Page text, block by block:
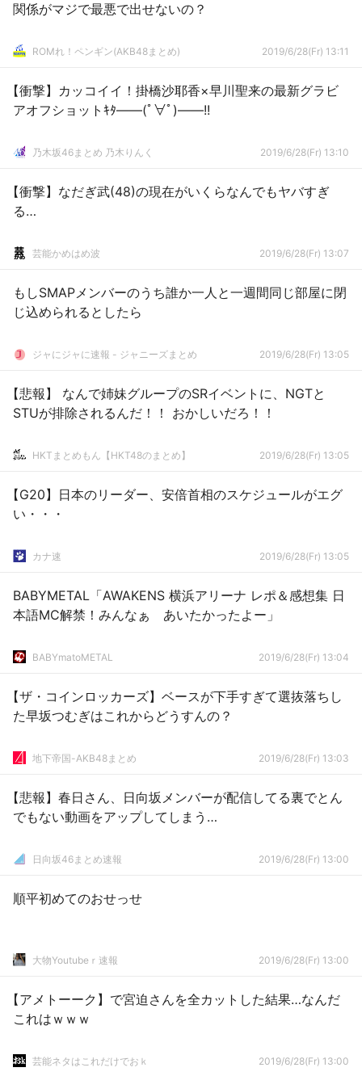
関係がマジで最悪で出せないの？
ROMれ！ペンギン(AKB48まとめ) 2019/6/28(Fr) 13:11
【衝撃】カッコイイ！掛橋沙耶香×早川聖来の最新グラビ
アオフショットｷﾀ――(ﾟ∀ﾟ)――!!
乃木坂46まとめ 乃木りんく 2019/6/28(Fr) 13:10
【衝撃】なだぎ武(48)の現在がいくらなんでもヤバすぎ
る…
芸能かめはめ波 2019/6/28(Fr) 13:07
もしSMAPメンバーのうち誰か一人と一週間同じ部屋に閉
じ込められるとしたら
ジャにジャに速報 - ジャニーズまとめ 2019/6/28(Fr) 13:05
【悲報】 なんで姉妹グループのSRイベントに、NGTと
STUが排除されるんだ！！ おかしいだろ！！
HKTまとめもん【HKT48のまとめ】 2019/6/28(Fr) 13:05
【G20】日本のリーダー、安倍首相のスケジュールがエグ
い・・・
カナ速 2019/6/28(Fr) 13:05
BABYMETAL「AWAKENS 横浜アリーナ レポ＆感想集 日
本語MC解禁！みんなぁ あいたかったよー」
BABYmatoMETAL 2019/6/28(Fr) 13:04
【ザ・コインロッカーズ】ベースが下手すぎて選抜落ちし
た早坂つむぎはこれからどうすんの？
地下帝国-AKB48まとめ 2019/6/28(Fr) 13:03
【悲報】春日さん、日向坂メンバーが配信してる裏でとん
でもない動画をアップしてしまう…
日向坂46まとめ速報 2019/6/28(Fr) 13:00
順平初めてのおせっせ
大物Youtubeｒ速報 2019/6/28(Fr) 13:00
【アメトーーク】で宮迫さんを全カットした結果…なんだ
これはｗｗｗ
芸能ネタはこれだけでおｋ 2019/6/28(Fr) 13:00